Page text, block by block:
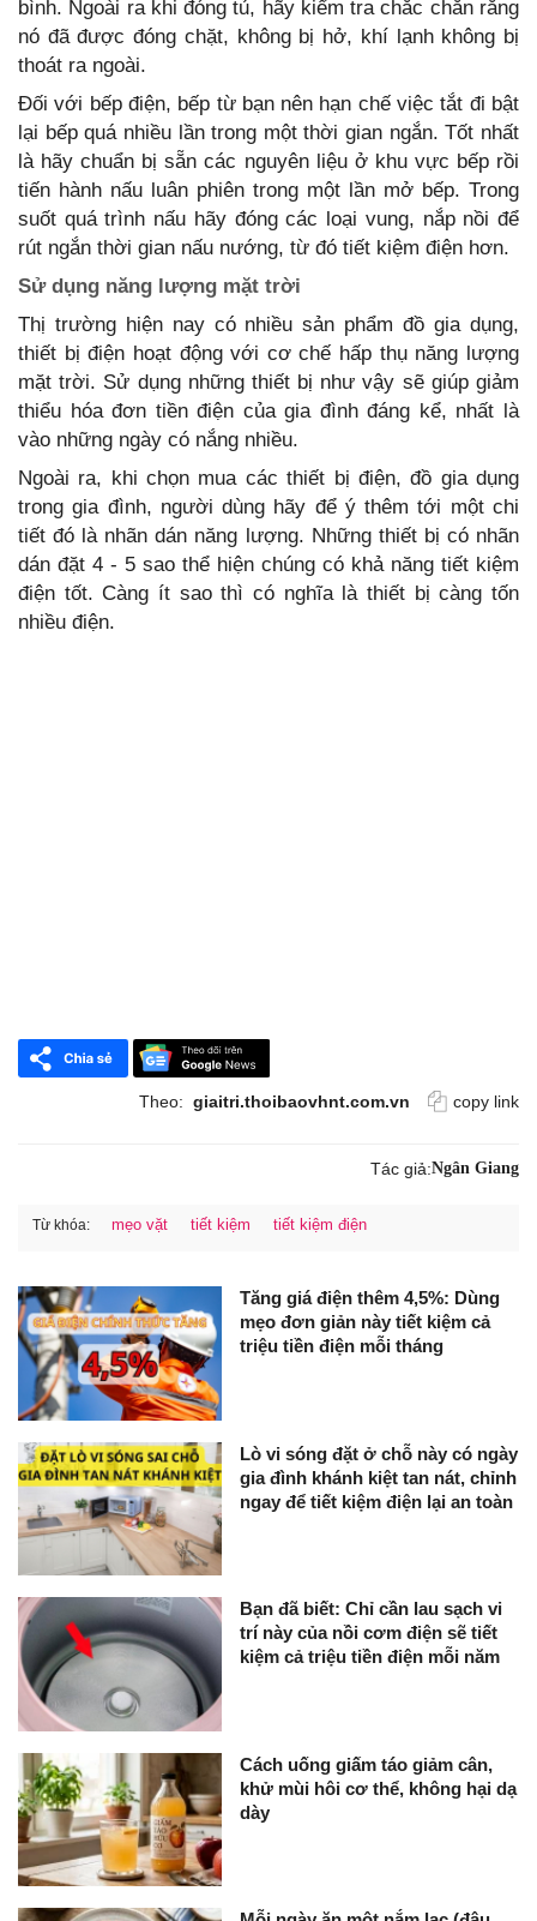
bình. Ngoài ra khi đóng tủ, hãy kiểm tra chắc chắn rằng
nó đã được đóng chặt, không bị hở, khí lạnh không bị
thoát ra ngoài.
Đối với bếp điện, bếp từ bạn nên hạn chế việc tắt đi bật
lại bếp quá nhiều lần trong một thời gian ngắn. Tốt nhất
là hãy chuẩn bị sẵn các nguyên liệu ở khu vực bếp rồi
tiến hành nấu luân phiên trong một lần mở bếp. Trong
suốt quá trình nấu hãy đóng các loại vung, nắp nồi để
rút ngắn thời gian nấu nướng, từ đó tiết kiệm điện hơn.
Sử dụng năng lượng mặt trời
Thị trường hiện nay có nhiều sản phẩm đồ gia dụng,
thiết bị điện hoạt động với cơ chế hấp thụ năng lượng
mặt trời. Sử dụng những thiết bị như vậy sẽ giúp giảm
thiểu hóa đơn tiền điện của gia đình đáng kể, nhất là
vào những ngày có nắng nhiều.
Ngoài ra, khi chọn mua các thiết bị điện, đồ gia dụng
trong gia đình, người dùng hãy để ý thêm tới một chi
tiết đó là nhãn dán năng lượng. Những thiết bị có nhãn
dán đặt 4 - 5 sao thể hiện chúng có khả năng tiết kiệm
điện tốt. Càng ít sao thì có nghĩa là thiết bị càng tốn
nhiều điện.
Theo: giaitri.thoibaovhnt.com.vn copy link
Tác giả:Ngân Giang
Từ khóa: mẹo vặt tiết kiệm tiết kiệm điện
Tăng giá điện thêm 4,5%: Dùng
mẹo đơn giản này tiết kiệm cả
triệu tiền điện mỗi tháng
Lò vi sóng đặt ở chỗ này có ngày
gia đình khánh kiệt tan nát, chỉnh
ngay để tiết kiệm điện lại an toàn
Bạn đã biết: Chỉ cần lau sạch vi
trí này của nồi cơm điện sẽ tiết
kiệm cả triệu tiền điện mỗi năm
Cách uống giấm táo giảm cân,
khử mùi hôi cơ thể, không hại dạ
dày